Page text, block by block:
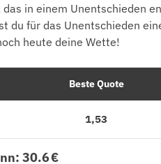
in einem Unentschieden
du für das Unentschieden
heute deine Wette!
Beste Quote
1,53
30.6 €